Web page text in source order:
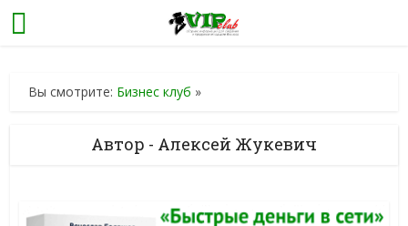
Вы смотрите: Бизнес клуб »
Автор - Алексей Жукевич